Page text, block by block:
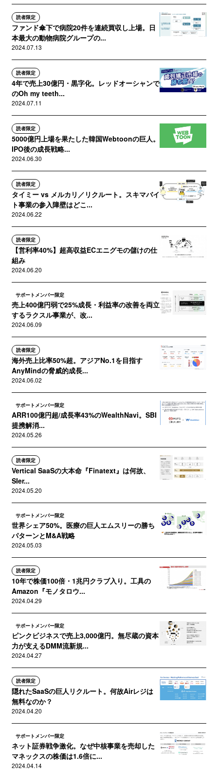
読者限定
ファンド傘下で病院20件を連続買収し上場。日
本最大の動物病院グループの...
2024.07.13
読者限定
4年で売上30億円・黒字化。レッドオーシャンで
のOh my teeth...
2024.07.11
読者限定
5000億円上場を果たした韓国Webtoonの巨人。
IPO後の成長戦略...
2024.06.30
読者限定
タイミー vs メルカリ／リクルート。スキマバイ
ト事業の参入障壁はどこ...
2024.06.22
読者限定
【営利率40%】超高収益ECエニグモの儲けの仕
組み
2024.06.20
サポートメンバー限定
売上400億円弱で25%成長・利益率の改善を両立
するラクスル事業が、改...
2024.06.09
読者限定
海外売上比率50%超。アジアNo.1を目指す
AnyMindの脅威的成長...
2024.06.02
サポートメンバー限定
ARR100億円超/成長率43%のWealthNavi。SBI
提携解消...
2024.05.26
読者限定
Vertical SaaSの大本命『Finatext』は何故、
SIer...
2024.05.20
サポートメンバー限定
世界シェア50%。医療の巨人エムスリーの勝ち
パターンとM&A戦略
2024.05.03
読者限定
10年で株価100倍・1兆円クラブ入り。工具の
Amazon『モノタロウ...
2024.04.29
サポートメンバー限定
ピンクビジネスで売上3,000億円。無尽蔵の資本
力が支えるDMM流新規...
2024.04.27
読者限定
隠れたSaaSの巨人リクルート。何故Airレジは
無料なのか？
2024.04.20
サポートメンバー限定
ネット証券戦争激化。なぜ中核事業を売却した
マネックスの株価は1.6倍に...
2024.04.14